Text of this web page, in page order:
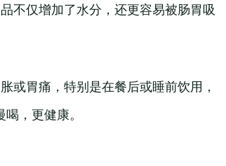
不仅增加了水分，还更容易被肠胃吸
或胃痛，特别是在餐后或睡前饮用，
，更健康。